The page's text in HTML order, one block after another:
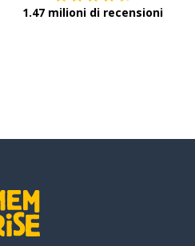
1.47 milioni di recensioni